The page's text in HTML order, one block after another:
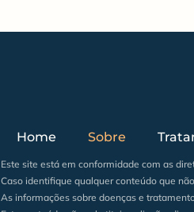
Home Sobre
Este site está em conformidade com as
Caso identifique qualquer conteúdo que
As informações sobre doenças e